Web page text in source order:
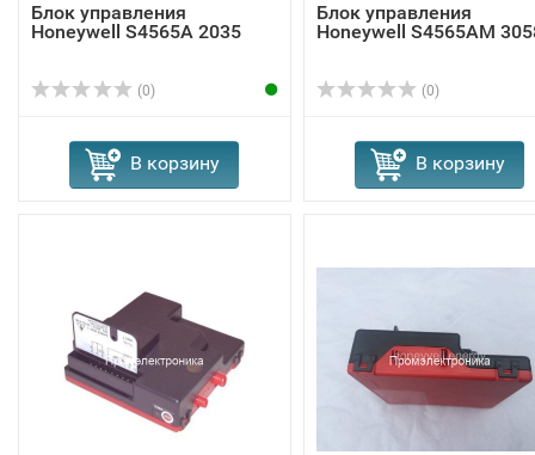
Блок управления
Honeywell S4565A 2035
(0)
В корзину
Блок управления
Honeywell S4565AM
(0)
В корзину